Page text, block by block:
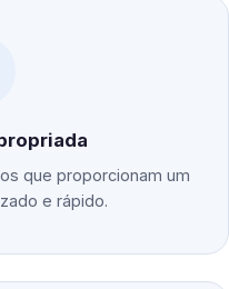
que proporcionam um
e rápido.